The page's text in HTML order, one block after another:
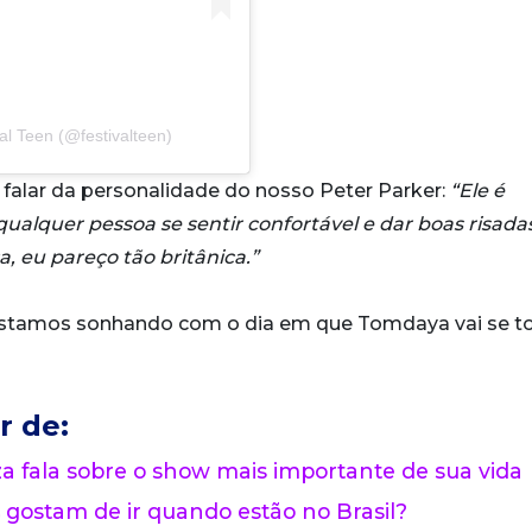
Teen (@festivalteen)
da personalidade do nosso Peter Parker: “Ele é
pessoa se sentir confortável e dar boas
eu pareço tão britânica.”
sonhando com o dia em que Tomdaya vai se
de:
fala sobre o show mais importante de sua vida
de ir quando estão no Brasil?